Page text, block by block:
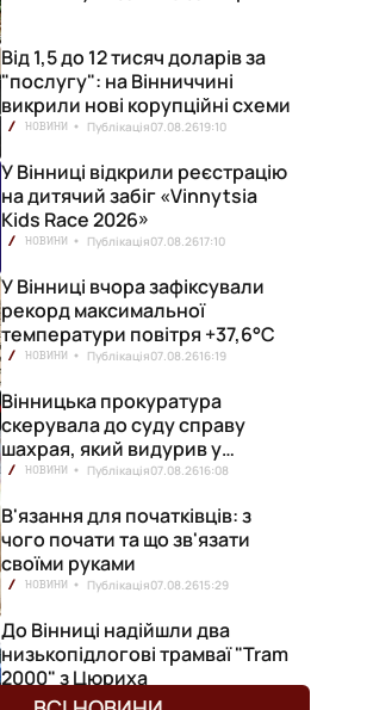
Від 1,5 до 12 тисяч доларів за
"послугу": на Вінниччині
викрили нові корупційні схеми
НОВИНИ Публікація07.08.2619:10
У Вінниці відкрили реєстрацію
на дитячий забіг «Vinnytsia
Kids Race 2026»
НОВИНИ Публікація07.08.2617:10
У Вінниці вчора зафіксували
рекорд максимальної
температури повітря +37,6°С
НОВИНИ Публікація07.08.2616:19
Вінницька прокуратура
скерувала до суду справу
шахрая, який видурив у
вінничанки 154 тисячі гривень
НОВИНИ Публікація07.08.2616:08
В'язання для початківців: з
чого почати та що зв'язати
своїми руками
НОВИНИ Публікація07.08.2615:29
До Вінниці надійшли два
низькопідлогові трамваї "Tram
2000" з Цюриха
НОВИНИ Публікація07.08.26